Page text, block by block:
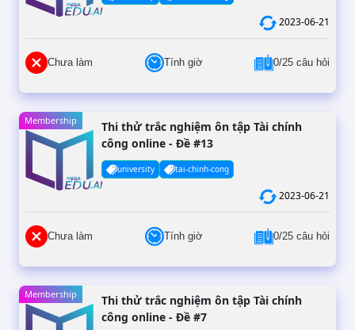
2023-06-21
Chưa làm Tính giờ 0/25 câu hỏi
Membership
Thi thử trắc nghiệm ôn tập Tài chính
công online - Đề #13
university tai-chinh-cong
2023-06-21
Chưa làm Tính giờ 0/25 câu hỏi
Membership
Thi thử trắc nghiệm ôn tập Tài chính
công online - Đề #7